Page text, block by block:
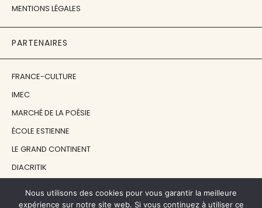
MENTIONS LÉGALES
PARTENAIRES
FRANCE-CULTURE
IMEC
MARCHÉ DE LA POÉSIE
ÉCOLE ESTIENNE
LE GRAND CONTINENT
DIACRITIK
Nous utilisons des cookies pour vous garantir la meilleure
expérience sur notre site web. Si vous continuez à utiliser ce